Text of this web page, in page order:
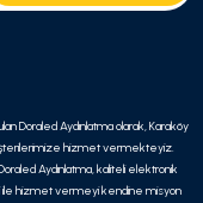
Doraled Aydınlatma olarak, Karaköy
hizmet vermekteyiz.
Aydınlatma, kaliteli elektronik
ile hizmet vermeyi kendine misyon